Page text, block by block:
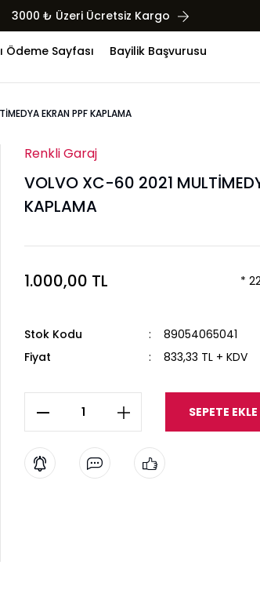
3000 ₺ Üzeri Ücretsiz Kargo
Ödeme Sayfası Bayilik Başvurusu
EKRAN PPF KAPLAMA
Renkli Garaj
VOLVO XC-60 2021
KAPLAMA
1.000,00 TL *
Stok Kodu
89054065041
Fiyat
833,33 TL + KDV
SEPETE EKLE